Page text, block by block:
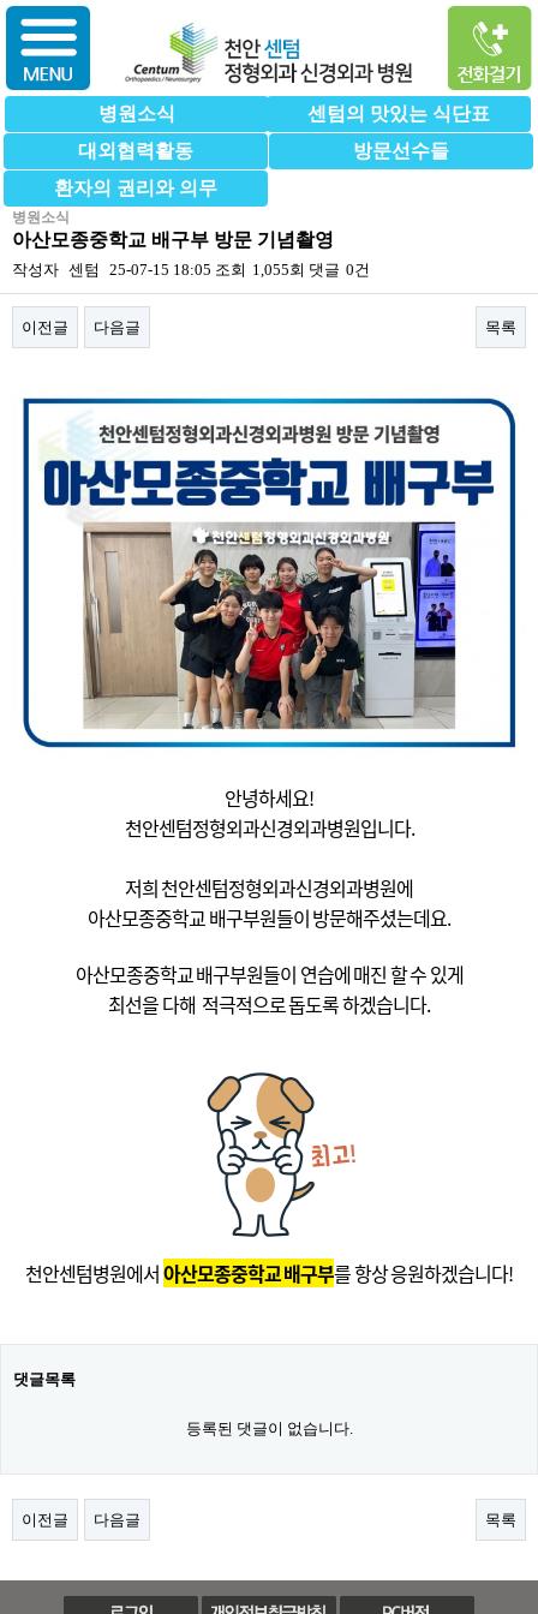
병원소식
센텀의 맛있는 식단표
대외협력활동
방문선수들
환자의 권리와 의무
병원소식
아산모종중학교 배구부 방문 기념촬영
작성자 센텀 25-07-15 18:05 조회 1,055회 댓글 0건
이전글 다음글 목록
안녕하세요!
천안센텀정형외과신경외과병원입니다.
저희 천안센텀정형외과신경외과병원에
아산모종중학교 배구부원들이 방문해주셨는데요.
아산모종중학교 배구부원들이 연습에 매진 할 수 있게
최선을 다해 적극적으로 돕도록 하겠습니다.
천안센텀병원에서아산모종중학교 배구부를 항상 응원하겠습니다!
댓글목록
등록된 댓글이 없습니다.
이전글 다음글 목록